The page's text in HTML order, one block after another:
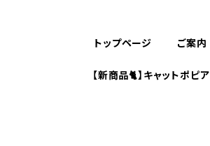
トップページ ご案内
【新商品🐈】キャットポピア